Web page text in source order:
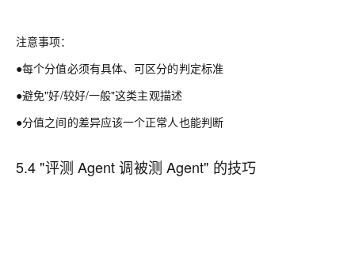
注意事项：
●每个分值必须有具体、可区分的判定标准
●避免"好/较好/一般"这类主观描述
●分值之间的差异应该一个正常人也能判断
5.4 "评测 Agent 调被测 Agent" 的技巧